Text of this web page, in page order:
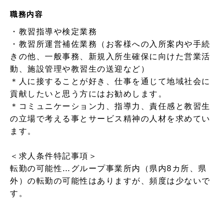
職務内容
・教習指導や検定業務
・教習所運営補佐業務（お客様への入所案内や手続
きの他、一般事務、新規入所生確保に向けた営業活
動、施設管理や教習生の送迎など）
＊人に接することが好き、仕事を通じて地域社会に
貢献したいと思う方にはお勧めします。
＊コミュニケーション力、指導力、責任感と教習生
の立場で考える事とサービス精神の人材を求めてい
ます。
＜求人条件特記事項＞
転勤の可能性…グループ事業所内（県内8カ所、県
外）の転勤の可能性はありますが、頻度は少ないで
す。